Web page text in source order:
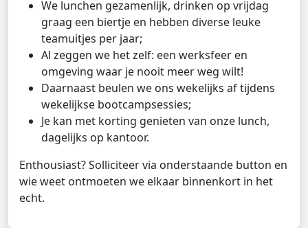
We lunchen gezamenlijk, drinken op vrijdag
graag een biertje en hebben diverse leuke
teamuitjes per jaar;
Al zeggen we het zelf: een werksfeer en
omgeving waar je nooit meer weg wilt!
Daarnaast beulen we ons wekelijks af tijdens
wekelijkse bootcampsessies;
Je kan met korting genieten van onze lunch,
dagelijks op kantoor.
Enthousiast? Solliciteer via onderstaande button en
wie weet ontmoeten we elkaar binnenkort in het
echt.